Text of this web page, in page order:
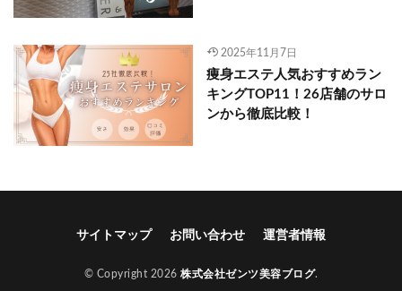
2025年11月7日
痩身エステ人気おすすめラン
キングTOP11！26店舗のサロ
ンから徹底比較！
サイトマップ お問い合わせ 運営者情報
© Copyright 2026 株式会社ゼンツ美容ブログ.